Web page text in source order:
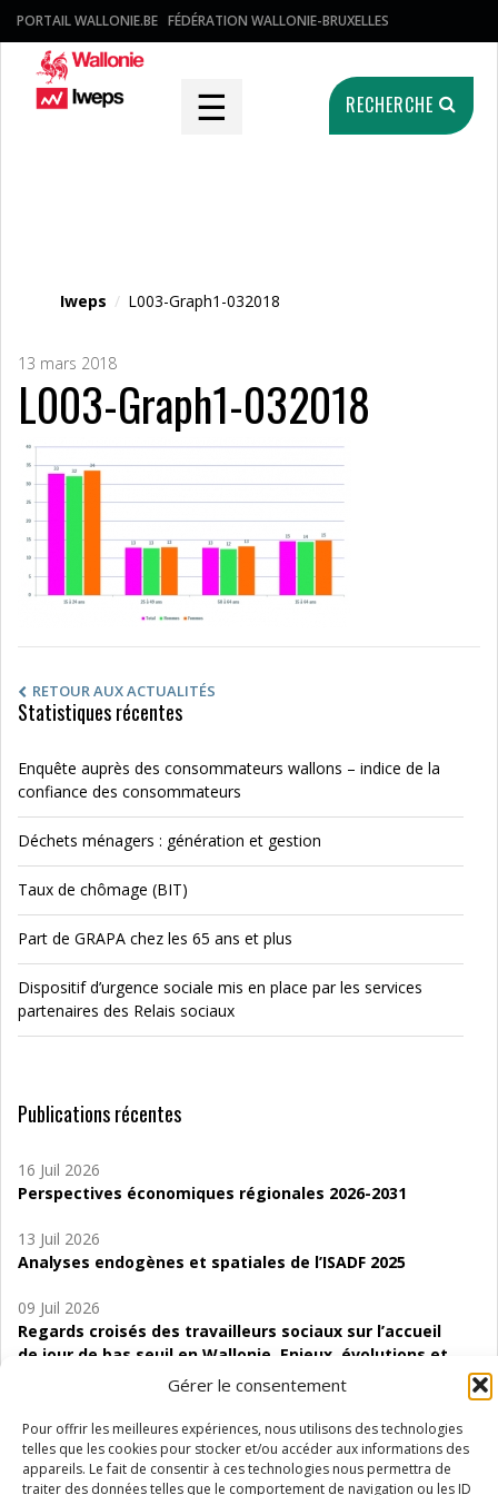
Gérer le consentement
Pour offrir les meilleures expériences, nous utilisons des technologies
telles que les cookies pour stocker et/ou accéder aux informations des
appareils. Le fait de consentir à ces technologies nous permettra de
traiter des données telles que le comportement de navigation ou les ID
PORTAIL WALLONIE.BE FÉDÉRATION WALLONIE-BRUXELLES
☰ RECHERCHE
Iweps / L003-Graph1-032018
13 mars 2018
L003-Graph1-032018
RETOUR AUX ACTUALITÉS
Statistiques récentes
Enquête auprès des consommateurs wallons – indice de la
confiance des consommateurs
Déchets ménagers : génération et gestion
Taux de chômage (BIT)
Part de GRAPA chez les 65 ans et plus
Dispositif d’urgence sociale mis en place par les services
partenaires des Relais sociaux
Publications récentes
16 Juil 2026
Perspectives économiques régionales 2026-2031
13 Juil 2026
Analyses endogènes et spatiales de l’ISADF 2025
09 Juil 2026
Regards croisés des travailleurs sociaux sur l’accueil
de jour de bas seuil en Wallonie. Enjeux, évolutions et
06 Juil 2026
Étude d’évaluabilité des Structures
d’accompagnement à l’autocréation d’emploi (SAACE)